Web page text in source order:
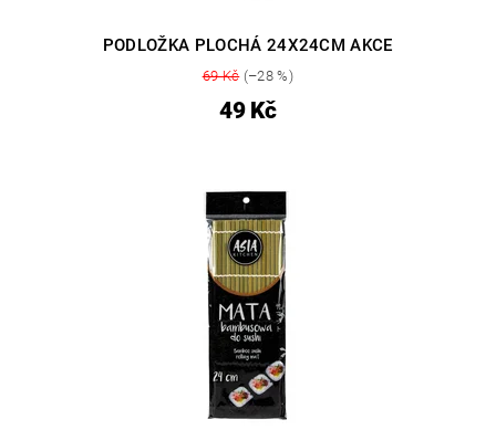
PODLOŽKA PLOCHÁ 24X24CM AKCE
69 Kč(–28 %)
49 Kč